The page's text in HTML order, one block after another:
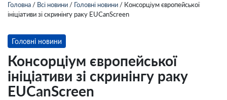
Головна / Всі новини / Головні новини / Консорціум європейської
ініціативи зі скринінгу раку EUCanScreen
Головні новини
Консорціум європейської
ініціативи зі скринінгу раку
EUCanScreen